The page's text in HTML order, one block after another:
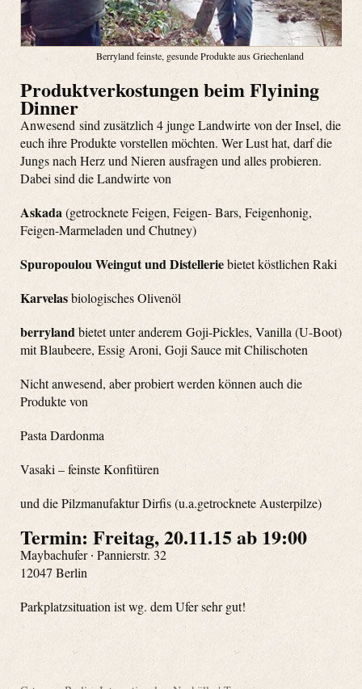
Berryland feinste, gesunde Produkte aus Griechenland
Produktverkostungen beim Flyining
Dinner
Anwesend sind zusätzlich 4 junge Landwirte von der Insel, die
euch ihre Produkte vorstellen möchten. Wer Lust hat, darf die
Jungs nach Herz und Nieren ausfragen und alles probieren.
Dabei sind die Landwirte von
Askada(getrocknete Feigen, Feigen- Bars, Feigenhonig,
Feigen-Marmeladen und Chutney)
Spuropoulou Weingut und Distelleriebietet köstlichen Raki
Karvelasbiologisches Olivenöl
berrylandbietet unter anderem Goji-Pickles, Vanilla (U-Boot)
mit Blaubeere, Essig Aroni, Goji Sauce mit Chilischoten
Nicht anwesend, aber probiert werden können auch die
Produkte von
Pasta Dardonma
Vasaki – feinste Konfitüren
und die Pilzmanufaktur Dirfis (u.a.getrocknete Austerpilze)
Termin: Freitag, 20.11.15 ab 19:00
Maybachufer ∙ Pannierstr. 32
12047 Berlin
Parkplatzsituation ist wg. dem Ufer sehr gut!